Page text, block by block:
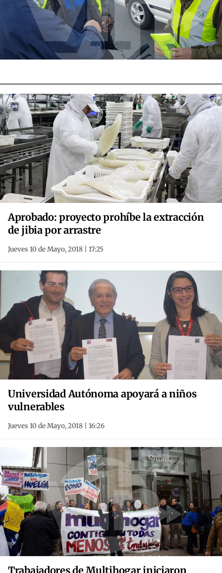
Aprobado: proyecto prohíbe la extracción
de jibia por arrastre
Jueves 10 de Mayo, 2018 | 17:25
Universidad Autónoma apoyará a niños
vulnerables
Jueves 10 de Mayo, 2018 | 16:26
Trabajadores de Multihogar iniciaron